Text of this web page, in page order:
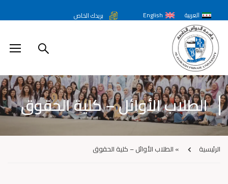
العربية English بريدك الخاص
الطلاب الأوائل – كلية الحقوق
الرئيسية » الطلاب الأوائل – كلية الحقوق